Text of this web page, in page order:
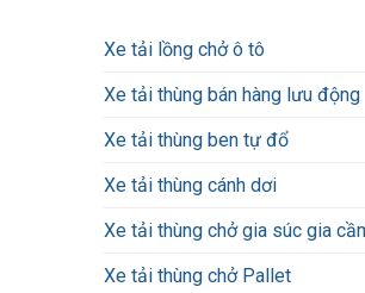
Xe tải lồng chở ô tô
Xe tải thùng bán hàng lưu động
Xe tải thùng ben tự đổ
Xe tải thùng cánh dơi
Xe tải thùng chở gia súc gia
Xe tải thùng chở Pallet